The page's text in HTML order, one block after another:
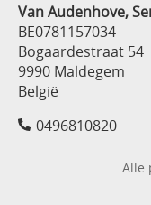
Van Audenhove,
BE0781157034
Bogaardestraat 54
9990 Maldegem
België
0496810820
Alle